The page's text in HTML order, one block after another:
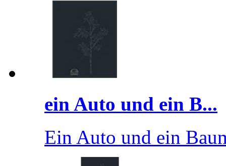
ein Auto und ein B...
Ein Auto und ein